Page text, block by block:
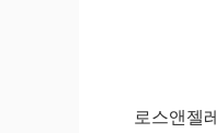
로스앤젤